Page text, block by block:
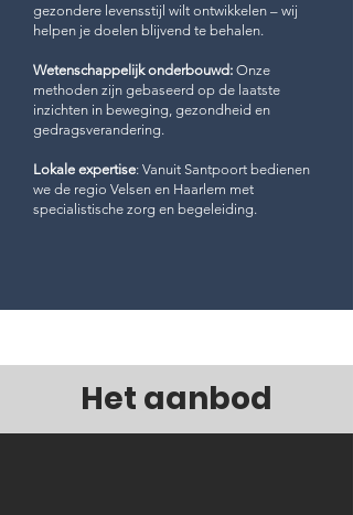
gezondere levensstijl wilt ontwikkelen – wij
helpen je doelen blijvend te behalen.
Wetenschappelijk onderbouwd: Onze
methoden zijn gebaseerd op de laatste
inzichten in beweging, gezondheid en
gedragsverandering.
Lokale expertise: Vanuit Santpoort bedienen
we de regio Velsen en Haarlem met
specialistische zorg en begeleiding.
Het aanbod